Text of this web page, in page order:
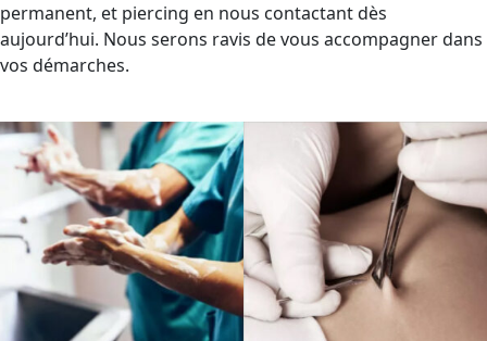
permanent, et piercing en nous contactant dès
aujourd’hui. Nous serons ravis de vous accompagner dans
vos démarches.